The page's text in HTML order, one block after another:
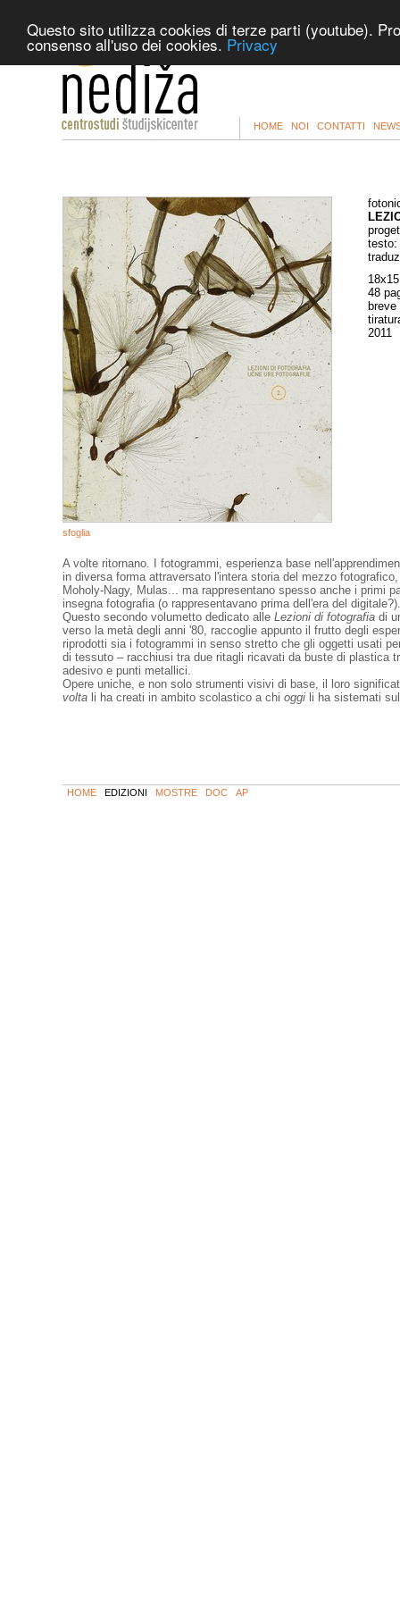
Questo sito utilizza cookies di terze parti (youtube).
consenso all'uso dei cookies. Privacy
sfoglia
testo:
48
2011
A volte ritornano. I fotogrammi, esperienza base
in diversa forma attraversato l'intera storia del mezzo
Moholy-Nagy, Mulas... ma rappresentano spesso anche i primi
insegna fotografia (o rappresentavano prima dell'era del digitale?).
Questo secondo volumetto dedicato alle Lezioni di fotografia di
verso la metà degli anni '80, raccoglie appunto il frutto degli
riprodotti sia i fotogrammi in senso stretto che gli oggetti usati
di tessuto – racchiusi tra due ritagli ricavati da buste di plastica
adesivo e punti metallici.
Opere uniche, e non solo strumenti visivi di base, il loro
volta li ha creati in ambito scolastico a chi oggi li ha sistemati
HOME EDIZIONI MOSTRE DOC AP
HOME NOI CONTATTI